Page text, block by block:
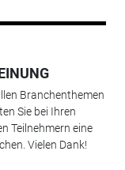
Branchenthemen
Sie bei Ihren
Teilnehmern eine
Vielen Dank!